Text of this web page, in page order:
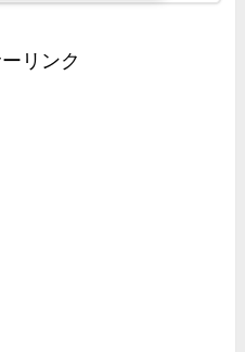
リンク